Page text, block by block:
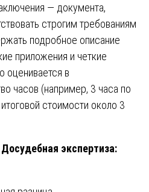
— документа,
строгим требованиям
подробное описание
приложения и четкие
оценивается в
часов (например, 3 часа по
стоимости около 3
экспертиза: